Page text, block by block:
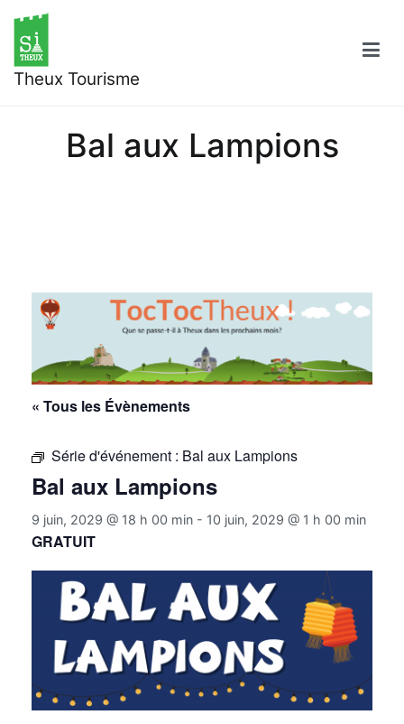
contenu
Theux Tourisme
Bal aux Lampions
« Tous les Évènements
Série d'événement : Bal aux Lampions
Bal aux Lampions
9 juin, 2029 @ 18 h 00 min - 10 juin, 2029 @ 1 h 00 min
GRATUIT